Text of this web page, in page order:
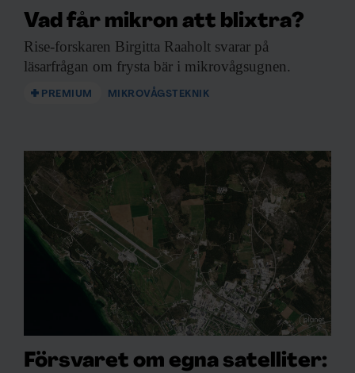
Vad får mikron att blixtra?
Rise-forskaren Birgitta Raaholt svarar på
läsarfrågan om frysta bär i mikrovågsugnen.
PREMIUM MIKROVÅGSTEKNIK
Försvaret om egna satelliter: